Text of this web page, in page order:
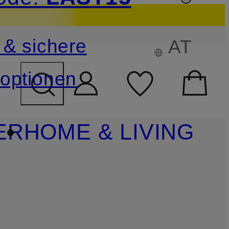
ÜBERSPRINGEN
sichere
AT
HOME & LIVING